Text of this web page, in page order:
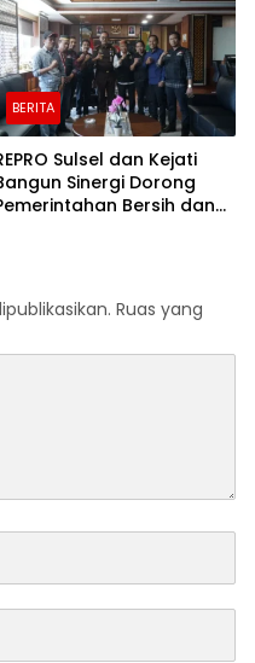
BERITA
Sulsel dan Kejati
Sinergi Dorong
Bersih dan
Ruas yang